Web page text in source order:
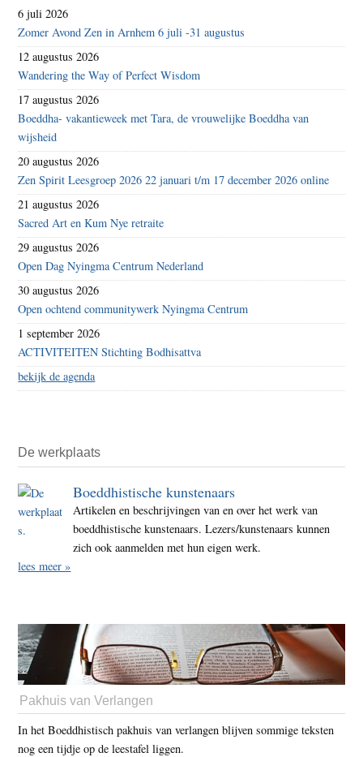
6 juli 2026
Zomer Avond Zen in Arnhem 6 juli -31 augustus
12 augustus 2026
Wandering the Way of Perfect Wisdom
17 augustus 2026
Boeddha- vakantieweek met Tara, de vrouwelijke Boeddha van
wijsheid
20 augustus 2026
Zen Spirit Leesgroep 2026 22 januari t/m 17 december 2026 online
21 augustus 2026
Sacred Art en Kum Nye retraite
29 augustus 2026
Open Dag Nyingma Centrum Nederland
30 augustus 2026
Open ochtend communitywerk Nyingma Centrum
1 september 2026
ACTIVITEITEN Stichting Bodhisattva
bekijk de agenda
De werkplaats
Boeddhistische kunstenaars
Artikelen en beschrijvingen van en over het werk van
boeddhistische kunstenaars. Lezers/kunstenaars kunnen
zich ook aanmelden met hun eigen werk.
lees meer »
Pakhuis van Verlangen
In het Boeddhistisch pakhuis van verlangen blijven sommige teksten
nog een tijdje op de leestafel liggen.